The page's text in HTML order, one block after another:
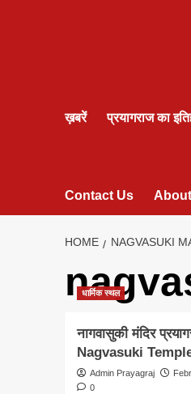
ख़बरें प्रयागराज का
Contact Us
HOME NAGVASUKI
धार्मिक स्थल
नागवासुकी मंदिर
Nagvasuki
Admin Prayagraj
0